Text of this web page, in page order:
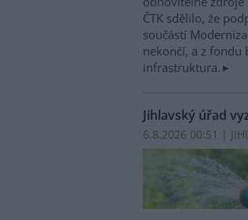
ČTK sdělilo, že
součástí
nekončí, a z fondu
infrastruktura.
Jihlavský úřad
6.8.2026 00:51 |